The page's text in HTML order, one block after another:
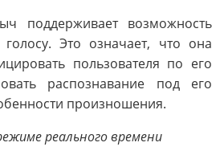
поддерживает возможность
Это означает, что она
пользователя по его
распознавание под его
произношения.
реального времени